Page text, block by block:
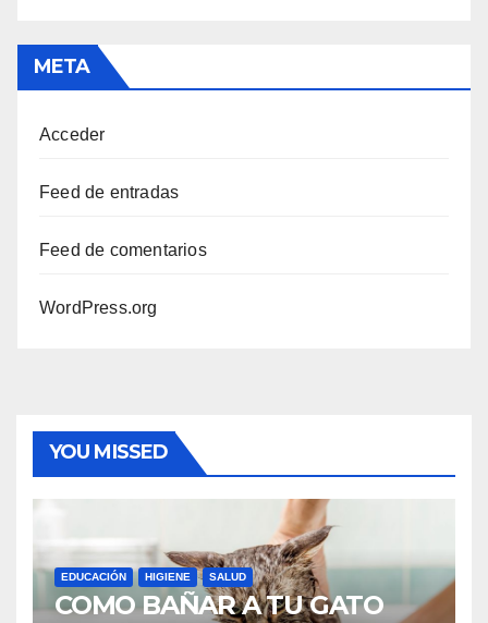
META
Acceder
Feed de entradas
Feed de comentarios
WordPress.org
YOU MISSED
EDUCACIÓN HIGIENE SALUD
COMO BAÑAR A TU GATO